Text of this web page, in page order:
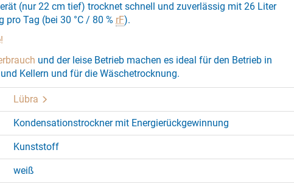
(nur 22 cm tief) trocknet schnell und zuverlässig mit 26 Liter
Tag (bei 30 °C / 80 % rF).
und der leise Betrieb machen es ideal für den Betrieb in
Kellern und für die Wäschetrocknung.
Lübra
Kondensationstrockner mit Energierückgewinnung
Kunststoff
weiß